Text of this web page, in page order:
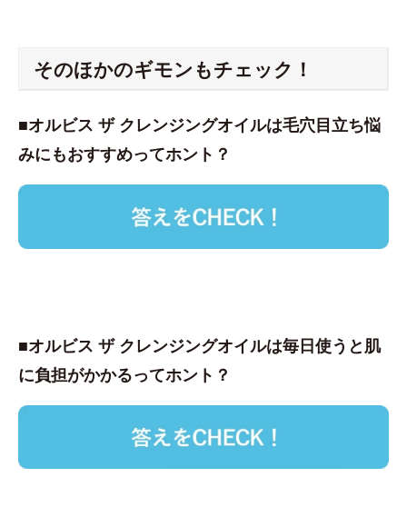
そのほかのギモンもチェック！
■オルビス ザ クレンジングオイルは毛穴目立ち悩
みにもおすすめってホント？
■オルビス ザ クレンジングオイルは毎日使うと肌
に負担がかかるってホント？